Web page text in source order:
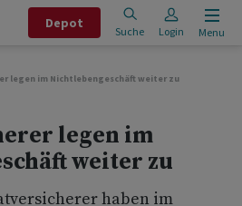
Depot
Suche Login Menu
legen im Nichtlebengeschäft weiter zu
legen im
weiter zu
haben im